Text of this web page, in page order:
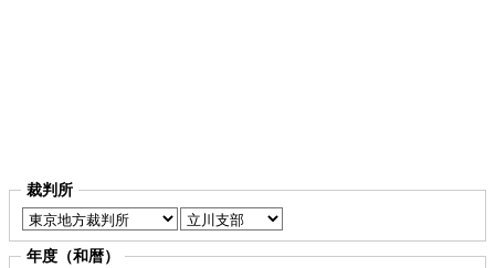
裁判所
年度（和暦）